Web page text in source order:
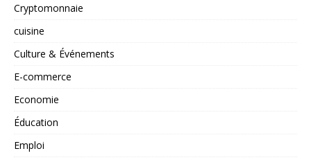
Cryptomonnaie
cuisine
Culture & Événements
E-commerce
Economie
Éducation
Emploi